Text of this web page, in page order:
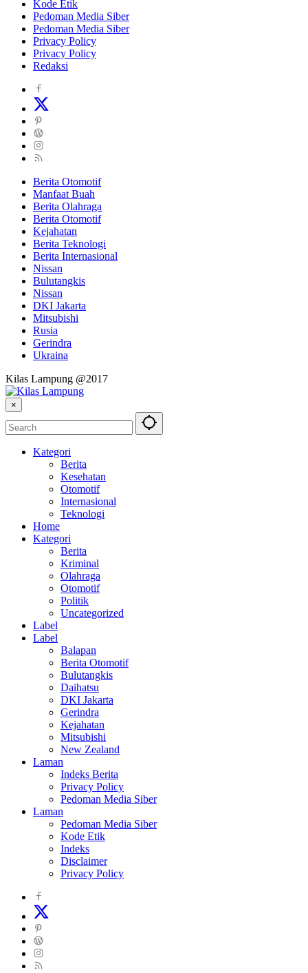
Kode Etik
Pedoman Media Siber
Pedoman Media Siber
Privacy Policy
Privacy Policy
Redaksi
Berita Otomotif
Manfaat Buah
Berita Olahraga
Berita Otomotif
Kejahatan
Berita Teknologi
Berita Internasional
Nissan
Bulutangkis
Nissan
DKI Jakarta
Mitsubishi
Rusia
Gerindra
Ukraina
Kilas Lampung @2017
×
Kategori
Berita
Kesehatan
Otomotif
Internasional
Teknologi
Home
Kategori
Berita
Kriminal
Olahraga
Otomotif
Politik
Uncategorized
Label
Label
Balapan
Berita Otomotif
Bulutangkis
Daihatsu
DKI Jakarta
Gerindra
Kejahatan
Mitsubishi
New Zealand
Laman
Indeks Berita
Privacy Policy
Pedoman Media Siber
Laman
Pedoman Media Siber
Kode Etik
Indeks
Disclaimer
Privacy Policy